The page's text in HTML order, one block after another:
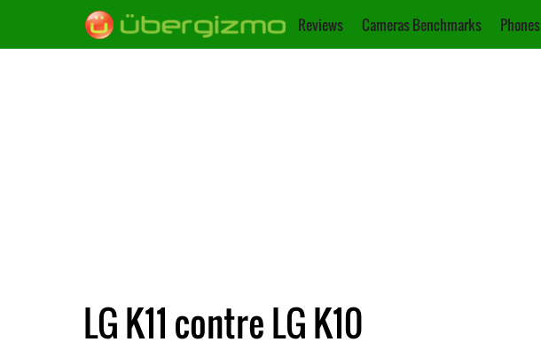
Reviews Cameras Benchmarks Phones
LG K11 contre LG K10